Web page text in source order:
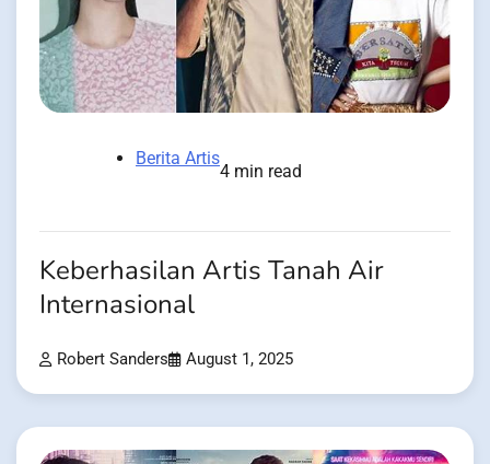
Berita Artis
4 min read
Keberhasilan Artis Tanah Air
Internasional
Robert Sanders August 1, 2025